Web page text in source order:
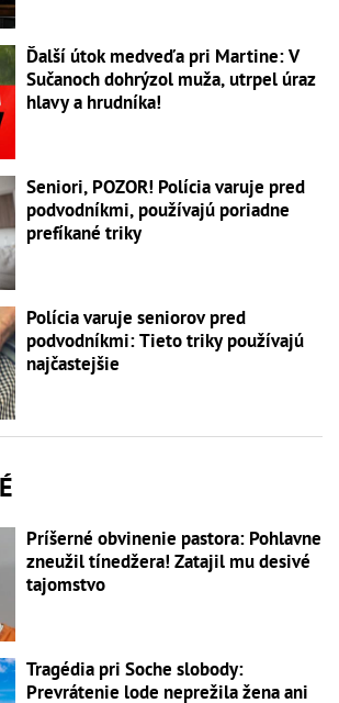
Ďalší útok medveďa pri Martine: V
Sučanoch dohrýzol muža, utrpel úraz
hlavy a hrudníka!
Seniori, POZOR! Polícia varuje pred
podvodníkmi, používajú poriadne
prefíkané triky
Polícia varuje seniorov pred
podvodníkmi: Tieto triky používajú
najčastejšie
Príšerné obvinenie pastora: Pohlavne
zneužil tínedžera! Zatajil mu desivé
tajomstvo
Tragédia pri Soche slobody:
Prevrátenie lode neprežila žena ani